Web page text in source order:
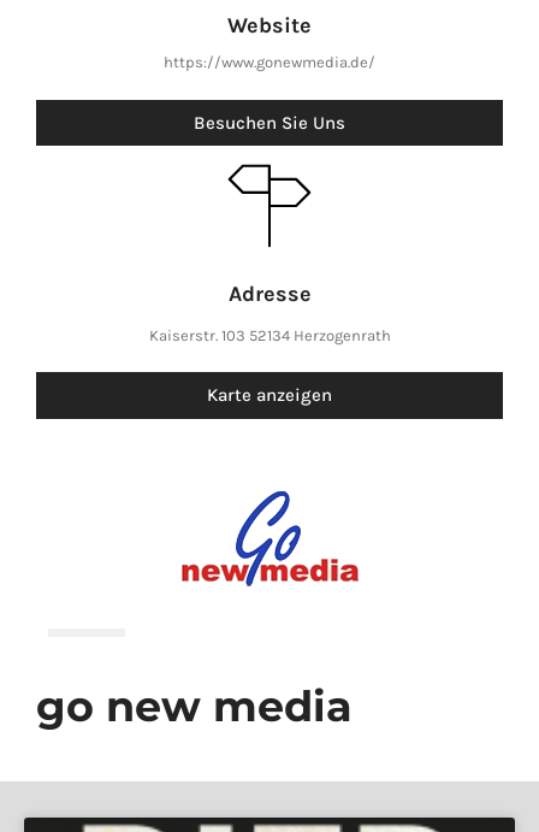
Website
https://www.gonewmedia.de/
Besuchen Sie Uns
Adresse
Kaiserstr. 103 52134 Herzogenrath
Karte anzeigen
go new media